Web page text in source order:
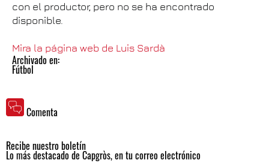
con el productor, pero no se ha encontrado
disponible.
Mira la página web de Luis Sardà
Archivado en:
Fútbol
Comenta
Recibe nuestro boletín
Lo más destacado de Capgròs, en tu correo electrónico